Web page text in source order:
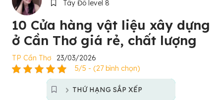
Tây Đô level 8
10 Cửa hàng vật liệu xây dựng
ở Cần Thơ giá rẻ, chất lượng
TP Cần Thơ
23/03/2026
5/5 - (27 bình chọn)
THỨ HẠNG SẮP XẾP